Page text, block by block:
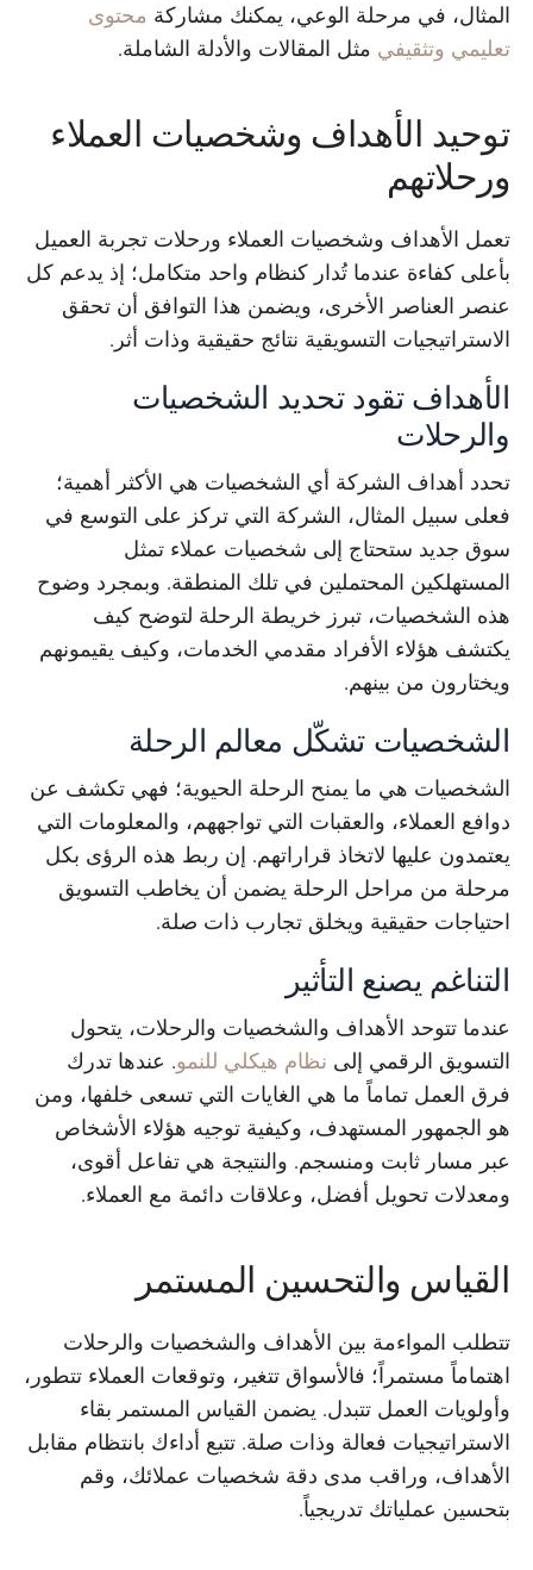
المثال، في مرحلة الوعي، يمكنك مشاركة محتوى
تعليمي وتثقيفي مثل المقالات والأدلة الشاملة.
توحيد الأهداف وشخصيات العملاء
ورحلاتهم
تعمل الأهداف وشخصيات العملاء ورحلات تجربة العميل
بأعلى كفاءة عندما تُدار كنظام واحد متكامل؛ إذ يدعم كل
عنصر العناصر الأخرى، ويضمن هذا التوافق أن تحقق
الاستراتيجيات التسويقية نتائج حقيقية وذات أثر.
الأهداف تقود تحديد الشخصيات
والرحلات
تحدد أهداف الشركة أي الشخصيات هي الأكثر أهمية؛
فعلى سبيل المثال، الشركة التي تركز على التوسع في
سوق جديد ستحتاج إلى شخصيات عملاء تمثل
المستهلكين المحتملين في تلك المنطقة. وبمجرد وضوح
هذه الشخصيات، تبرز خريطة الرحلة لتوضح كيف
يكتشف هؤلاء الأفراد مقدمي الخدمات، وكيف يقيمونهم
ويختارون من بينهم.
الشخصيات تشكّل معالم الرحلة
الشخصيات هي ما يمنح الرحلة الحيوية؛ فهي تكشف عن
دوافع العملاء، والعقبات التي تواجههم، والمعلومات التي
يعتمدون عليها لاتخاذ قراراتهم. إن ربط هذه الرؤى بكل
مرحلة من مراحل الرحلة يضمن أن يخاطب التسويق
احتياجات حقيقية ويخلق تجارب ذات صلة.
التناغم يصنع التأثير
عندما تتوحد الأهداف والشخصيات والرحلات، يتحول
التسويق الرقمي إلى نظام هيكلي للنمو. عندها تدرك
فرق العمل تماماً ما هي الغايات التي تسعى خلفها، ومن
هو الجمهور المستهدف، وكيفية توجيه هؤلاء الأشخاص
عبر مسار ثابت ومنسجم. والنتيجة هي تفاعل أقوى،
ومعدلات تحويل أفضل، وعلاقات دائمة مع العملاء.
القياس والتحسين المستمر
تتطلب المواءمة بين الأهداف والشخصيات والرحلات
اهتماماً مستمراً؛ فالأسواق تتغير، وتوقعات العملاء تتطور،
وأولويات العمل تتبدل. يضمن القياس المستمر بقاء
الاستراتيجيات فعالة وذات صلة. تتبع أداءك بانتظام مقابل
الأهداف، وراقب مدى دقة شخصيات عملائك، وقم
بتحسين عملياتك تدريجياً.